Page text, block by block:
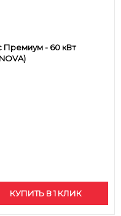
Премиум - 60 кВт
КУПИТЬ В 1 КЛИК